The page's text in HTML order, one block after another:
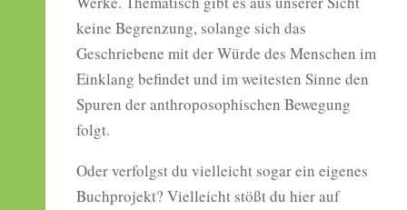
keine Begrenzung, solange sich das
Geschriebene mit der Würde des Menschen im
Einklang befindet und im weitesten Sinne den
Spuren der anthroposophischen Bewegung
folgt.
Oder verfolgst du vielleicht sogar ein eigenes
Buchprojekt? Vielleicht stößt du hier auf